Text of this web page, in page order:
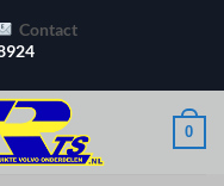
Contact
0